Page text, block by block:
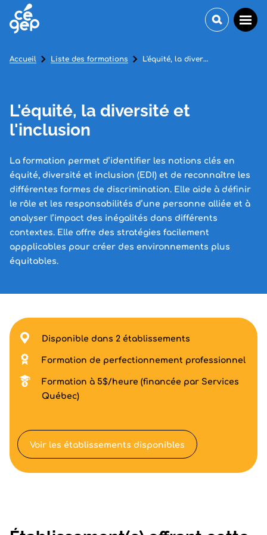
L'équité, la diversité et
l'inclusion
La formation permet d’identifier les notions clés en
équité, diversité et inclusion (EDI) et de reconnaître les
différentes formes de discrimination. Elle aide à définir
le rôle et les responsabilités d’une personne alliée et à
analyser l’impact des inégalités dans différents
contextes. Elle offre des stratégies facilement
appplicables pour créer des environnements plus
équitables.
Accueil Liste des formations L'équité, la diversité et l'inclusion
Disponible dans 2 établissements
Formation de perfectionnement professionnel
Formation à 5$/heure (financée par Services
Québec)
Voir les établissements disponibles